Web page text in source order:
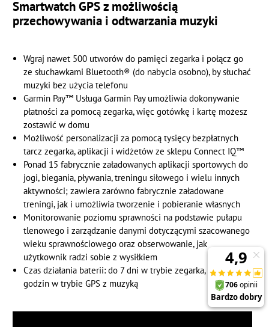
Smartwatch GPS z możliwością
przechowywania i odtwarzania muzyki
Wgraj nawet 500 utworów do pamięci zegarka i połącz go
ze słuchawkami Bluetooth® (do nabycia osobno), by słuchać
muzyki bez użycia telefonu
Garmin Pay™ Usługa Garmin Pay umożliwia dokonywanie
płatności za pomocą zegarka, więc gotówkę i kartę możesz
zostawić w domu
Możliwość personalizacji za pomocą tysięcy bezpłatnych
tarcz zegarka, aplikacji i widżetów ze sklepu Connect IQ™
Ponad 15 fabrycznie załadowanych aplikacji sportowych do
jogi, biegania, pływania, treningu siłowego i wielu innych
aktywności; zawiera zarówno fabrycznie załadowane
treningi, jak i umożliwia tworzenie i pobieranie własnych
Monitorowanie poziomu sprawności na podstawie pułapu
tlenowego i zarządzanie danymi dotyczącymi szacowanego
wieku sprawnościowego oraz obserwowanie, jak
użytkownik radzi sobie z wysiłkiem
Czas działania baterii: do 7 dni w trybie zegarka, do 5
godzin w trybie GPS z muzyką